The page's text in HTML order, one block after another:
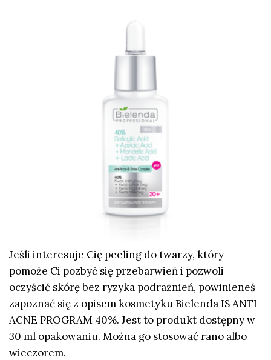
Jeśli interesuje Cię peeling do twarzy, który
pomoże Ci pozbyć się przebarwień i pozwoli
oczyścić skórę bez ryzyka podrażnień, powinieneś
zapoznać się z opisem kosmetyku Bielenda IS ANTI
ACNE PROGRAM 40%. Jest to produkt dostępny w
30 ml opakowaniu. Można go stosować rano albo
wieczorem.